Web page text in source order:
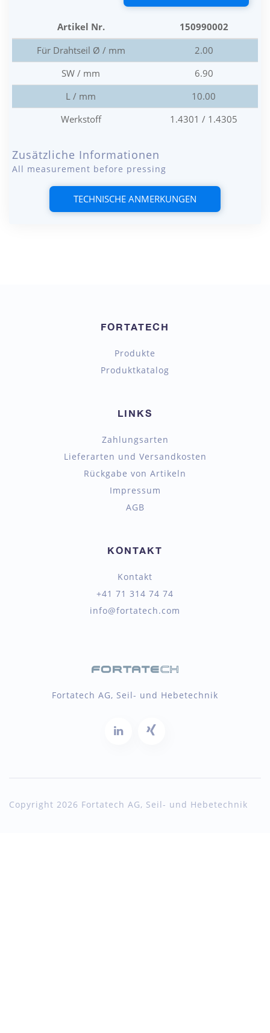
Artikel Nr.
150990002
Für Drahtseil Ø / mm
2.00
SW / mm
6.90
L / mm
10.00
Werkstoff
1.4301 / 1.4305
Zusätzliche Informationen
All measurement before pressing
TECHNISCHE ANMERKUNGEN
FORTATECH
Produkte
Produktkatalog
LINKS
Zahlungsarten
Lieferarten und Versandkosten
Rückgabe von Artikeln
Impressum
AGB
KONTAKT
Kontakt
+41 71 314 74 74
info@fortatech.com
Fortatech AG, Seil- und Hebetechnik
Copyright 2026 Fortatech AG, Seil- und Hebetechnik